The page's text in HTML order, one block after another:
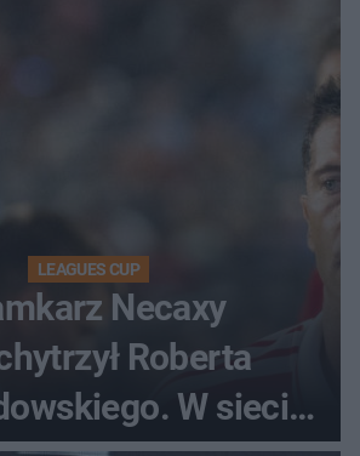
LEAGUES CUP
Necaxy
Roberta
W sieci